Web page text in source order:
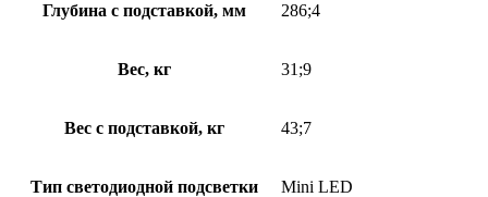
Глубина с подставкой, мм 286;4
Вес, кг 31;9
Вес с подставкой, кг 43;7
Тип светодиодной подсветки Mini LED